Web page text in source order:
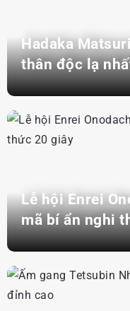
Hadaka
thân độc lạ
Lễ hội Enrei
mã bí ẩn nghi